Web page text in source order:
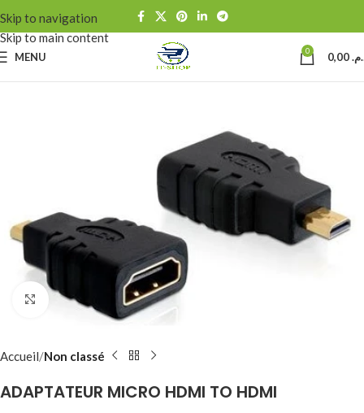
Skip to navigation
Skip to main content
MENU 0
Click to enlarge
Accueil Non classé
ADAPTATEUR MICRO HDMI TO HDMI